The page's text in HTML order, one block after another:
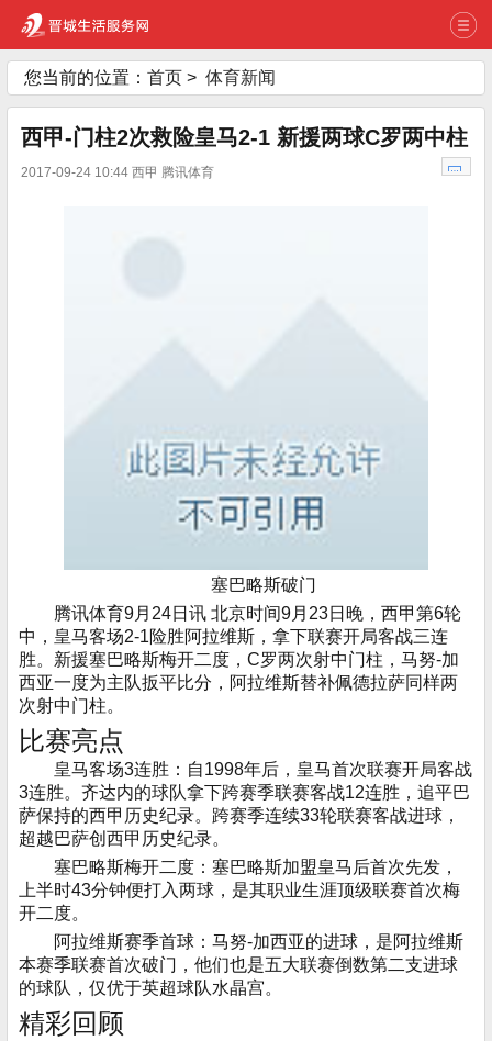
您当前的位置： 首页 > 体育新闻
西甲-门柱2次救险皇马2-1 新援两球C罗两中柱
2017-09-24 10:44 西甲 腾讯体育
塞巴略斯破门
腾讯体育9月24日讯 北京时间9月23日晚，西甲第6轮
中，皇马客场2-1险胜阿拉维斯，拿下联赛开局客战三连
胜。新援塞巴略斯梅开二度，C罗两次射中门柱，马努-加
西亚一度为主队扳平比分，阿拉维斯替补佩德拉萨同样两
次射中门柱。
比赛亮点
皇马客场3连胜：自1998年后，皇马首次联赛开局客战
3连胜。齐达内的球队拿下跨赛季联赛客战12连胜，追平巴
萨保持的西甲历史纪录。跨赛季连续33轮联赛客战进球，
超越巴萨创西甲历史纪录。
塞巴略斯梅开二度：塞巴略斯加盟皇马后首次先发，
上半时43分钟便打入两球，是其职业生涯顶级联赛首次梅
开二度。
阿拉维斯赛季首球：马努-加西亚的进球，是阿拉维斯
本赛季联赛首次破门，他们也是五大联赛倒数第二支进球
的球队，仅优于英超球队水晶宫。
精彩回顾